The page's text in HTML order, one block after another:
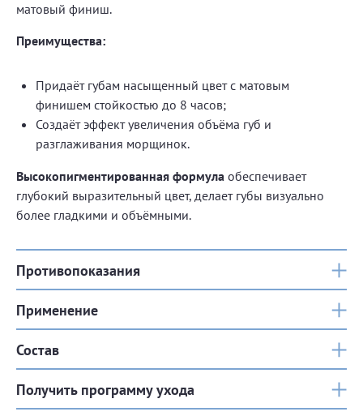
матовый финиш.
Преимущества:
Придаёт губам насыщенный цвет с матовым
финишем стойкостью до 8 часов;
Создаёт эффект увеличения объёма губ и
разглаживания морщинок.
Высокопигментированная формула обеспечивает
глубокий выразительный цвет, делает губы визуально
более гладкими и объёмными.
Противопоказания
Применение
Состав
Получить программу ухода